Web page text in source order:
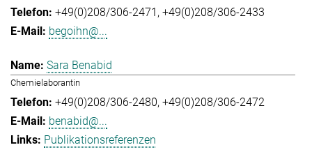
+49(0)208/306-2471 +49(0)208/306-2433
begoihn@...
Sara Benabid
Chemielaborantin
+49(0)208/306-2480 +49(0)208/306-2472
benabid@...
Publikationsreferenzen